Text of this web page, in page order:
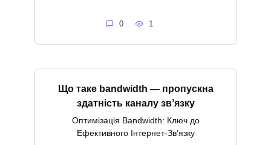
0 1
Що таке bandwidth — пропускна
здатність каналу зв’язку
Оптимізація Bandwidth: Ключ до
Ефективного Інтернет-Зв’язку